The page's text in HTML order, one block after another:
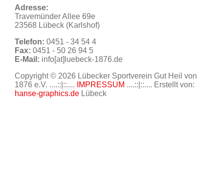
Adresse:
Travemünder Allee 69e
23568 Lübeck (Karlshof)
Telefon: 0451 - 34 54 4
Fax: 0451 - 50 26 94 5
E-Mail: info[at]luebeck-1876.de
Copyright © 2026 Lübecker Sportverein Gut Heil von
1876 e.V. ....::|::....
IMPRESSUM ....::|::.... Erstellt von:
hanse-graphics.de Lübeck